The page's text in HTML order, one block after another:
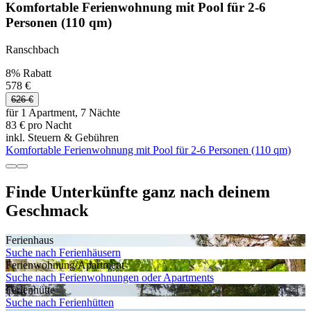
Komfortable Ferienwohnung mit Pool für 2-6
Personen (110 qm)
Ranschbach
8% Rabatt
578 €
626 €
für 1 Apartment, 7 Nächte
83 € pro Nacht
inkl. Steuern & Gebühren
Komfortable Ferienwohnung mit Pool für 2-6 Personen (110 qm)
Finde Unterkünfte ganz nach deinem
Geschmack
Ferienhaus
Suche nach Ferienhäusern
Ferienwohnung/Apartment
Suche nach Ferienwohnungen oder Apartments
Ferienhütte
Suche nach Ferienhütten